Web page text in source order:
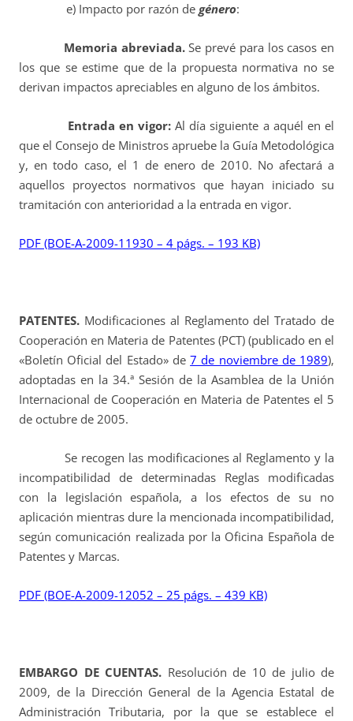
e) Impacto por razón de género:
Memoria abreviada.Se prevé para los casos en
los que se estime que de la propuesta normativa no se
derivan impactos apreciables en alguno de los ámbitos.
Entrada en vigor: Al día siguiente a aquél en el
que el Consejo de Ministros apruebe la Guía Metodológica
y, en todo caso, el 1 de enero de 2010. No afectará a
aquellos proyectos normativos que hayan iniciado su
tramitación con anterioridad a la entrada en vigor.
PDF (BOE-A-2009-11930 – 4 págs. – 193 KB)
PATENTES. Modificaciones al Reglamento del Tratado de
Cooperación en Materia de Patentes (PCT) (publicado en el
«Boletín Oficial del Estado» de7 de noviembre de 1989),
adoptadas en la 34.ª Sesión de la Asamblea de la Unión
Internacional de Cooperación en Materia de Patentes el 5
de octubre de 2005.
Se recogen las modificaciones al Reglamento y la
incompatibilidad de determinadas Reglas modificadas
con la legislación española, a los efectos de su no
aplicación mientras dure la mencionada incompatibilidad,
según comunicación realizada por la Oficina Española de
Patentes y Marcas.
PDF (BOE-A-2009-12052 – 25 págs. – 439 KB)
EMBARGO DE CUENTAS. Resolución de 10 de julio de
2009, de la Dirección General de la Agencia Estatal de
Administración Tributaria, por la que se establece el